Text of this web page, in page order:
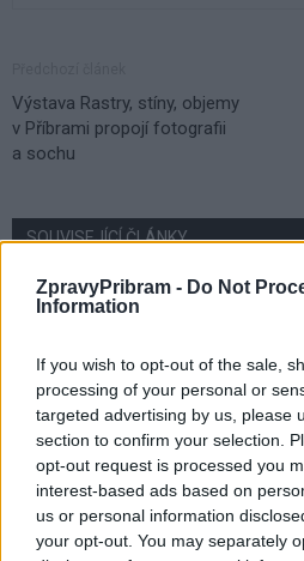
ZpravyPribram - Do Not
Information
If you wish to opt-out of the sale,
processing of your personal or
targeted advertising by us, please
section to confirm your selection.
opt-out request is processed you
interest-based ads based on
us or personal information
your opt-out. You may separately
Výstava Rastry, stíny, objemy
v Příbrami propojí fotografii
a sochu
SOUVISEJÍCÍ ČLÁNKY
Kultura
Rovnováha
i hudební a
Festival hudby
jedinečnou
s dalšími žánry i